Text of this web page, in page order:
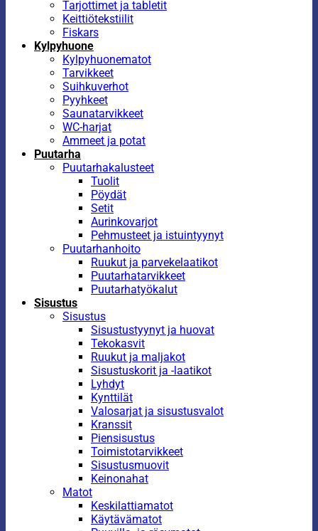
Tarjottimet ja tabletit
Keittiötekstiilit
Fiskars
Kylpyhuone
Kylpyhuonematot
Tarvikkeet
Suihkuverhot
Pyyhkeet
Saunatarvikkeet
WC-harjat
Ammeet ja potat
Puutarha
Puutarhakalusteet
Tuolit
Pöydät
Setit
Aurinkovarjot
Pehmusteet ja istuintyynyt
Puutarhanhoito
Ruukut ja parvekelaatikot
Puutarhatarvikkeet
Puutarhatyökalut
Sisustus
Sisustus
Sisustustyynyt ja huovat
Tekokasvit
Ruukut ja maljakot
Sisustuskorit ja -laatikot
Lyhdyt
Kynttilät
Valosarjat ja sisustusvalot
Kranssit
Piensisustus
Toimistotarvikkeet
Sisustusmuovit
Keinonahat
Matot
Keskilattiamatot
Käytävämatot